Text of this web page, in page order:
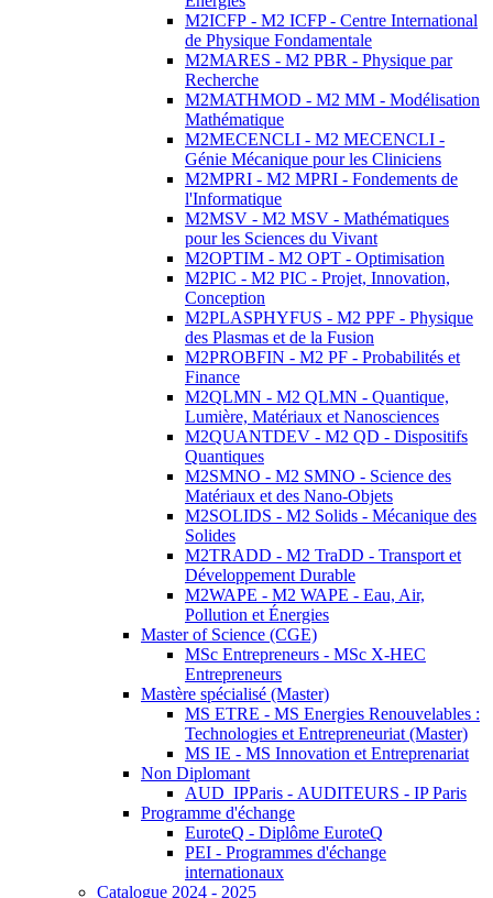
M2ICFP - M2 ICFP - Centre International
de Physique Fondamentale
M2MARES - M2 PBR - Physique par
Recherche
M2MATHMOD - M2 MM - Modélisation
Mathématique
M2MECENCLI - M2 MECENCLI -
Génie Mécanique pour les Cliniciens
M2MPRI - M2 MPRI - Fondements de
l'Informatique
M2MSV - M2 MSV - Mathématiques
pour les Sciences du Vivant
M2OPTIM - M2 OPT - Optimisation
M2PIC - M2 PIC - Projet, Innovation,
Conception
M2PLASPHYFUS - M2 PPF - Physique
des Plasmas et de la Fusion
M2PROBFIN - M2 PF - Probabilités et
Finance
M2QLMN - M2 QLMN - Quantique,
Lumière, Matériaux et Nanosciences
M2QUANTDEV - M2 QD - Dispositifs
Quantiques
M2SMNO - M2 SMNO - Science des
Matériaux et des Nano-Objets
M2SOLIDS - M2 Solids - Mécanique des
Solides
M2TRADD - M2 TraDD - Transport et
Développement Durable
M2WAPE - M2 WAPE - Eau, Air,
Pollution et Énergies
Master of Science (CGE)
MSc Entrepreneurs - MSc X-HEC
Entrepreneurs
Mastère spécialisé (Master)
MS ETRE - MS Energies Renouvelables :
Technologies et Entrepreneuriat (Master)
MS IE - MS Innovation et Entreprenariat
Non Diplomant
AUD_IPParis - AUDITEURS - IP Paris
Programme d'échange
EuroteQ - Diplôme EuroteQ
PEI - Programmes d'échange
internationaux
Catalogue 2024 - 2025